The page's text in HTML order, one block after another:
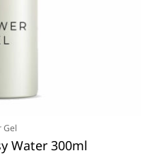
Gel
Water 300ml